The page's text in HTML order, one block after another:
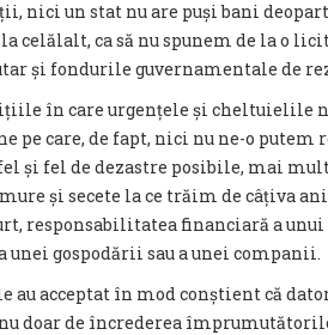
nici un stat nu are puși bani
celălalt, ca să nu spunem de la o
și fondurile guvernamentale de
în care urgențele și cheltuielile
pe care, de fapt, nici nu ne-o putem
și fel de dezastre posibile, mai
și secete la ce trăim de câțiva
responsabilitatea financiară a
unei gospodării sau a unei companii.
au acceptat în mod conștient că
nu doar de încrederea